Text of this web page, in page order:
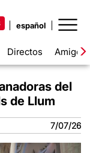
Directos Amigos
del
de Llum
7/07/26